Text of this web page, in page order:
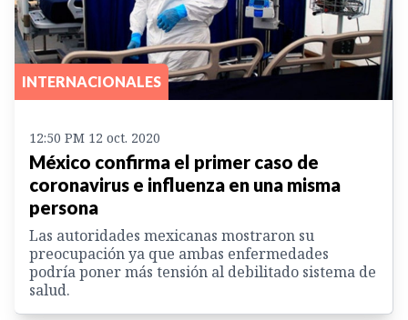
INTERNACIONALES
12:50 PM 12 oct. 2020
México confirma el primer caso de
coronavirus e influenza en una misma
persona
Las autoridades mexicanas mostraron su
preocupación ya que ambas enfermedades
podría poner más tensión al debilitado sistema de
salud.